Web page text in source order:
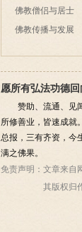
佛教僧侣与居士
佛教传播与发展
愿所有弘法功德回
赞助、流通、见
所修善业，皆速成就
总报，三有齐资，今
满之佛果。
免责声明： 文章来自
其版权归